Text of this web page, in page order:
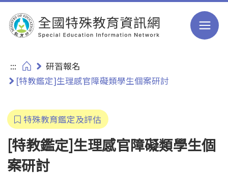
跳到主要內容
:::
研習報名
[特教鑑定]生理感官障礙類學生個案研討
特殊教育鑑定及評估
[特教鑑定]生理感官障礙類學生個
案研討